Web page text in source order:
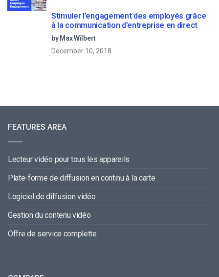
Stimuler l’engagement des employés grâce
à la communication d’entreprise en direct
by Max Wilbert
December 10, 2018
FEATURES AREA
Lecteur vidéo pour tous les appareils
Plate-forme de diffusion en continu à la carte
Logiciel de diffusion vidéo
Gestion du contenu vidéo
Offre de service complette